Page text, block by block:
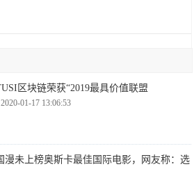
区块链荣获“2019最具价值联盟
01-17 13:06:53
漫未上榜奥斯卡最佳国际电影，网友称：选